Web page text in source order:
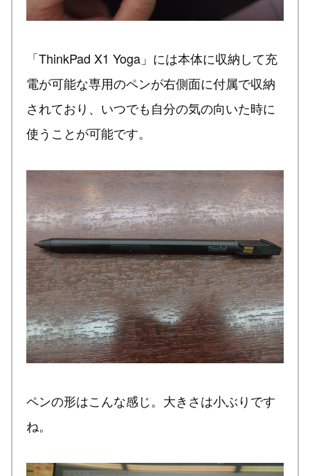
「ThinkPad X1 Yoga」には本体に収納して充
電が可能な専用のペンが右側面に付属で収納
されており、いつでも自分の気の向いた時に
使うことが可能です。
ペンの形はこんな感じ。大きさは小ぶりです
ね。